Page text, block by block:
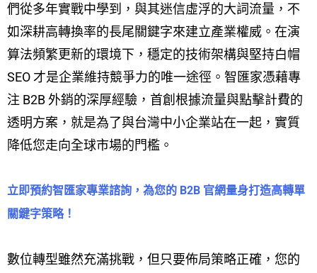
們從多年實戰中學到，與其迷信虛浮的大詞流量，不
如深耕高轉換率的長尾關鍵字來建立產業權威。在演
算法頻繁更新的環境下，穩定的技術架構與堅持白帽
SEO 才是企業維持競爭力的唯一途徑。智匯家憑藉專
注 B2B 外銷的深厚經驗，首創根據流量與點擊計費的
透明方案，就是為了與台灣中小企業站在一起，實質
降低您走向全球市場的門檻。
立即預約智匯家專業諮詢，為您的 B2B 官網量身打造高轉單
關鍵字策略！
數位轉型雖然充滿挑戰，但只要佈局策略正確，您的